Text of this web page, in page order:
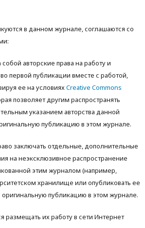
в данном журнале, соглашаются со
авторские права на работу и
первой публикации вместе с работой,
ее на условияхCreative Commons
позволяет другим распространять
указанием авторства данной
публикацию в этом журнале.
заключать отдельные, дополнительные
на неэксклюзивное распространение
этим журналом (например,
хранилище или опубликовать ее
оригинальную публикацию в этом журнале.
размещать их работу в сети Интернет